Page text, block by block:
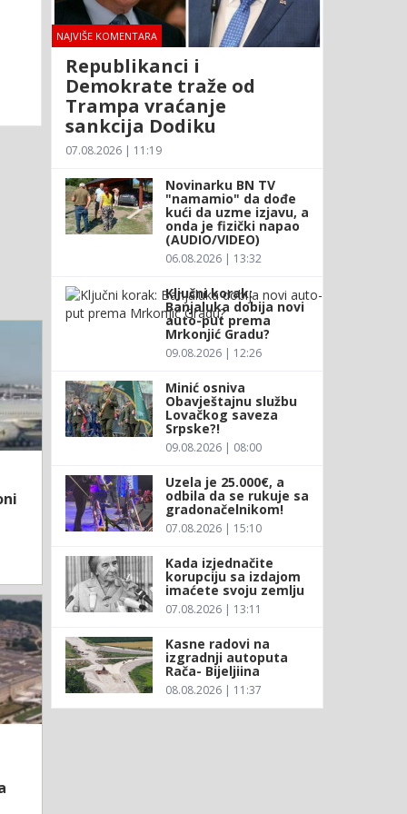
NAJVIŠE KOMENTARA
Republikanci i
Demokrate traže od
Trampa vraćanje
sankcija Dodiku
07.08.2026 | 11:19
Novinarku BN TV
"namamio" da dođe
kući da uzme izjavu, a
onda je fizički napao
(AUDIO/VIDEO)
06.08.2026 | 13:32
Ključni korak:
Banjaluka dobija novi
auto-put prema
Mrkonjić Gradu?
09.08.2026 | 12:26
Minić osniva
Obavještajnu službu
Lovačkog saveza
Srpske?!
09.08.2026 | 08:00
Uzela je 25.000€, a
odbila da se rukuje sa
gradonačelnikom!
07.08.2026 | 15:10
Kada izjednačite
korupciju sa izdajom
imaćete svoju zemlju
07.08.2026 | 13:11
Kasne radovi na
izgradnji autoputa
Rača- Bijeljiina
08.08.2026 | 11:37